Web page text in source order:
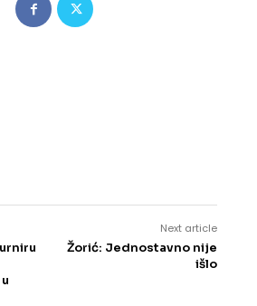
Next article
Žorić: Jednostavno nije
išlo